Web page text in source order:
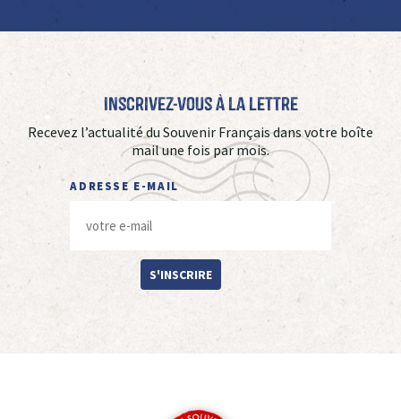
Inscrivez-vous à La Lettre
Recevez l’actualité du Souvenir Français dans votre boîte
mail une fois par mois.
ADRESSE E-MAIL
S'INSCRIRE